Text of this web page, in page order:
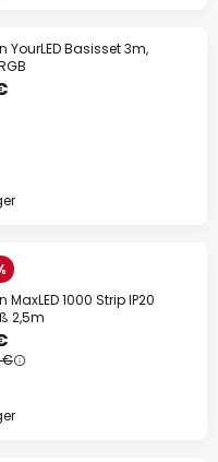
YourLED Basisset 3m,
1000 Strip IP20
2,5m
€